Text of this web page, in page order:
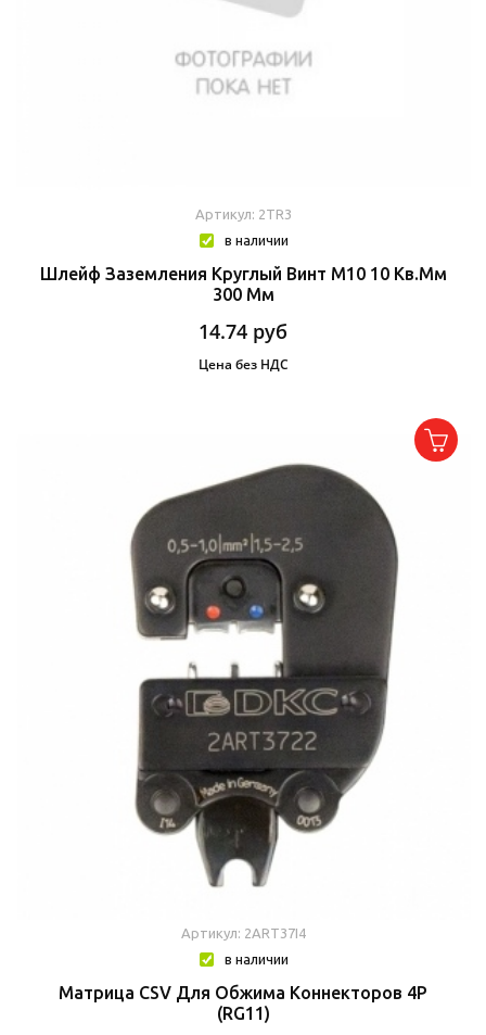
Артикул: 2TR3
в наличии
Шлейф Заземления Круглый Винт М10 10 Кв.мм
300 Мм
14.74 руб
Цена без НДС
Артикул: 2ART37I4
в наличии
Матрица CSV Для Обжима Коннекторов 4P
(RG11)